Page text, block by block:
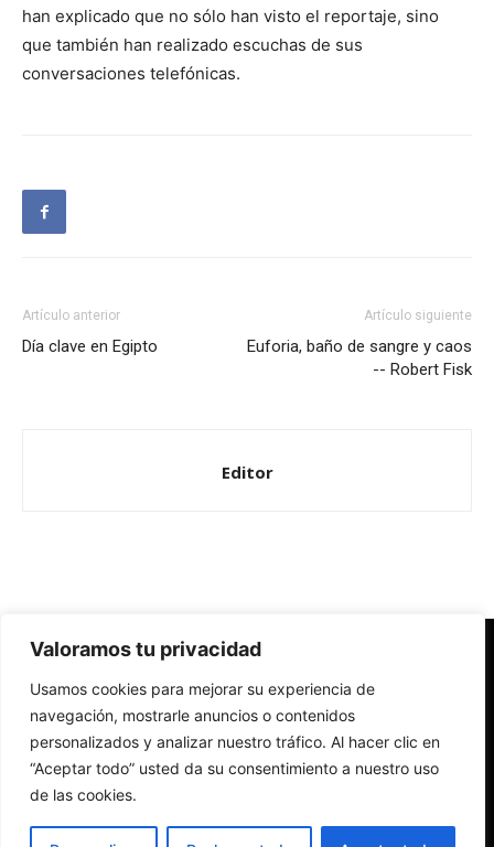
Valoramos tu privacidad
Usamos cookies para mejorar su experiencia de
navegación, mostrarle anuncios o contenidos
personalizados y analizar nuestro tráfico. Al hacer clic en
“Aceptar todo” usted da su consentimiento a nuestro uso
de las cookies.
han explicado que no sólo han visto el reportaje, sino
que también han realizado escuchas de sus
conversaciones telefónicas.
Artículo anterior
Día clave en Egipto
Artículo siguiente
Euforia, baño de sangre y caos
-- Robert Fisk
Editor
Redes Cristianas
Una mirada alternativa sobre la Iglesia católica y la sociedad
- Colectivos de Redes Cristianas